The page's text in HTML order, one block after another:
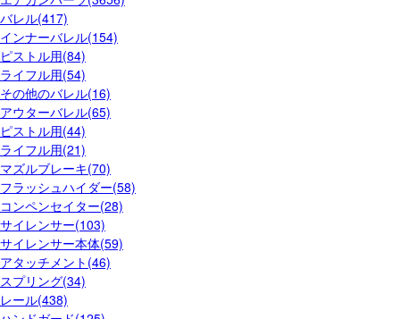
バレル(417)
インナーバレル(154)
ピストル用(84)
ライフル用(54)
その他のバレル(16)
アウターバレル(65)
ピストル用(44)
ライフル用(21)
マズルブレーキ(70)
フラッシュハイダー(58)
コンペンセイター(28)
サイレンサー(103)
サイレンサー本体(59)
アタッチメント(46)
スプリング(34)
レール(438)